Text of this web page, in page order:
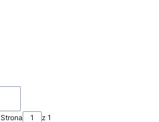
Strona z 1